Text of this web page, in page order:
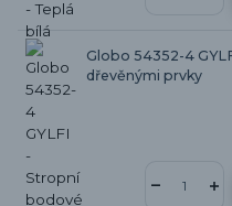
Globo 54352-4
dřevěnými prvky